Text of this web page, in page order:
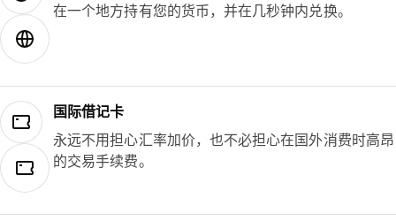
在一个地方持有您的货币，并在几秒钟内兑换。
国际借记卡
永远不用担心汇率加价，也不必担心在国外消费时高昂
的交易手续费。